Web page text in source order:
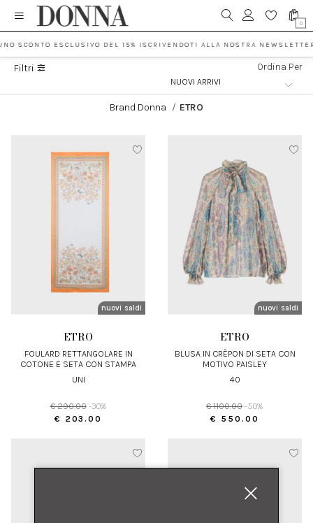
0
SCONTO ESCLUSIVO DEL 15% ISCRIVENDOTI ALLA NOSTRA
Filtri Ordina Per
Brand Donna / ETRO
nuovi arrivi
saldi
ETRO
FOULARD RETTANGOLARE IN
COTONE E SETA CON STAMPA
UNI
€ 290.00 -30%
€ 203.00
nuovi arrivi
saldi
ETRO
BLUSA IN CRÊPON DI SETA CON
MOTIVO PAISLEY
40
€ 1100.00 -50%
€ 550.00